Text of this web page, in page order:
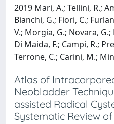
2019 Mari, A.; Tellini, R.;
Bianchi, G.; Fiori, C.;
V.; Morgia, G.; Novara,
Di Maida, F.; Campi, R.;
Terrone, C.; Carini, M.;
Atlas of
Neobladder
assisted Radical
Systematic Review